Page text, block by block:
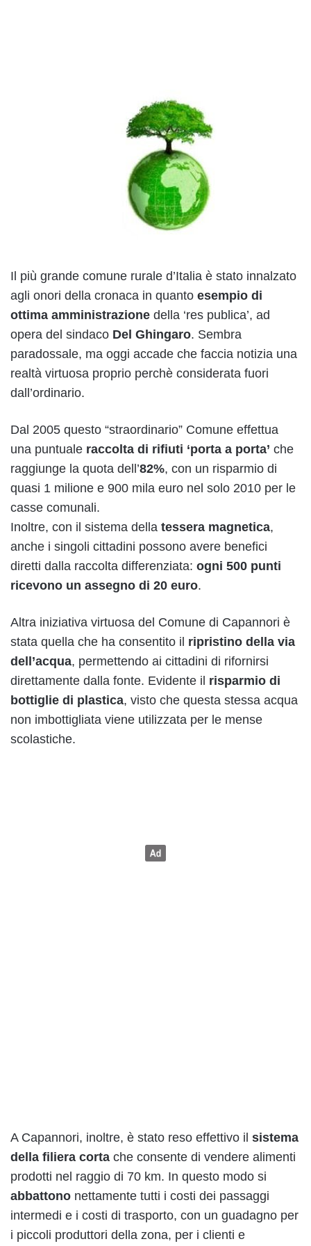
Il più grande comune rurale d’Italia è stato innalzato
agli onori della cronaca in quanto esempio di
ottima amministrazione della ‘res publica’, ad
opera del sindaco Del Ghingaro. Sembra
paradossale, ma oggi accade che faccia notizia una
realtà virtuosa proprio perchè considerata fuori
dall’ordinario.
Dal 2005 questo “straordinario” Comune effettua
una puntuale raccolta di rifiuti ‘porta a porta’ che
raggiunge la quota dell’82%, con un risparmio di
quasi 1 milione e 900 mila euro nel solo 2010 per le
casse comunali.
Inoltre, con il sistema della tessera magnetica,
anche i singoli cittadini possono avere benefici
diretti dalla raccolta differenziata: ogni 500 punti
ricevono un assegno di 20 euro.
Altra iniziativa virtuosa del Comune di Capannori è
stata quella che ha consentito il ripristino della via
dell’acqua, permettendo ai cittadini di rifornirsi
direttamente dalla fonte. Evidente il risparmio di
bottiglie di plastica, visto che questa stessa acqua
non imbottigliata viene utilizzata per le mense
scolastiche.
A Capannori, inoltre, è stato reso effettivo il sistema
della filiera corta che consente di vendere alimenti
prodotti nel raggio di 70 km. In questo modo si
abbattono nettamente tutti i costi dei passaggi
intermedi e i costi di trasporto, con un guadagno per
i piccoli produttori della zona, per i clienti e